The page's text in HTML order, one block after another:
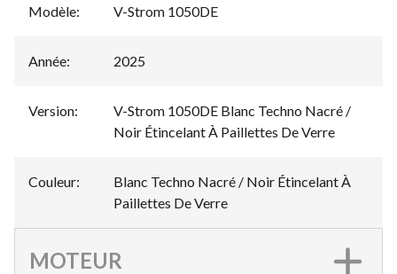
Modèle: V-Strom 1050DE
Année: 2025
Version:
V-Strom 1050DE Blanc Techno Nacré /
Noir Étincelant À Paillettes De Verre
Couleur:
Blanc Techno Nacré / Noir Étincelant À
Paillettes De Verre
MOTEUR